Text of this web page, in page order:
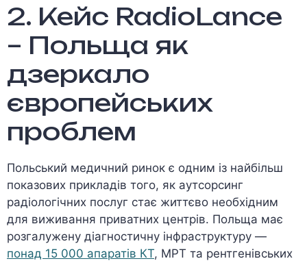
2. Кейс RadioLance
– Польща як
дзеркало
європейських
проблем
Польський медичний ринок є одним із найбільш
показових прикладів того, як аутсорсинг
радіологічних послуг стає життєво необхідним
для виживання приватних центрів. Польща має
розгалужену діагностичну інфраструктуру —
понад 15 000 апаратів КТ, МРТ та рентгенівських